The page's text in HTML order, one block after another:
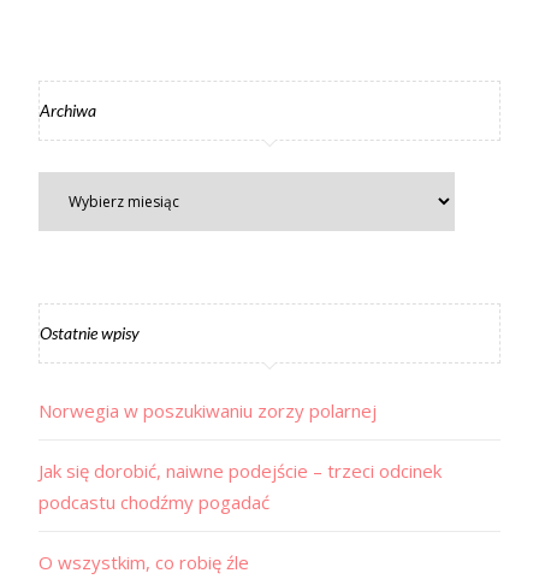
Archiwa
Ostatnie wpisy
Norwegia w poszukiwaniu zorzy polarnej
Jak się dorobić, naiwne podejście – trzeci odcinek
podcastu chodźmy pogadać
O wszystkim, co robię źle